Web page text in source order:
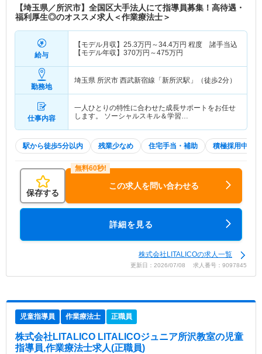
【埼玉県／所沢市】全国区大手法人にて指導員募集！高待遇・
福利厚生◎のオススメ求人＜作業療法士＞
給与
【モデル月収】 25.3万円～34.4万円 程度 諸手当込
【モデル年収】 370万円～475万円
勤務地
埼玉県 所沢市 西武新宿線「新所沢駅」（徒歩2分）
仕事内容
一人ひとりの特性に合わせた成長サポートをお任せ
します。 ソーシャルスキル＆学習…
駅から徒歩5分以内 残業少なめ 住宅手当・補助 積極採用中
保存する
この求人を問い合わせる
詳細を見る
株式会社LITALICOの求人一覧
更新日：2026/07/08 求人番号：9097845
児童指導員 作業療法士 正職員
株式会社LITALICO LITALICOジュニア所沢教室の児童
指導員,作業療法士求人(正職員)